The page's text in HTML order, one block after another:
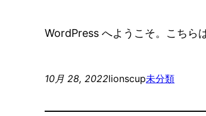
WordPress へようこそ。こちら
10月 28, 2022lionscup未分類